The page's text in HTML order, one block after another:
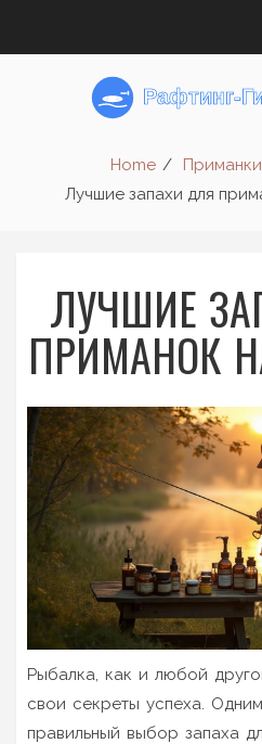
Home
Лучшие запахи для
ЛУЧШИЕ
ПРИМАНОК
Рыбалка, как и любой
свои секреты успеха.
правильный выбор запаха